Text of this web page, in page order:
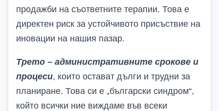
продажби на съответните терапии. Това е
директен риск за устойчивото присъствие на
иновации на нашия пазар.
Трето – административните срокове и
процеси, които остават дълги и трудни за
планиране. Това си е „български синдром“,
който всички ние виждаме във всеки